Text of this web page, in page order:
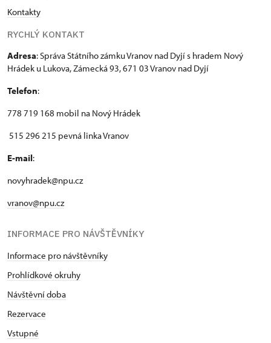
Kontakty
RYCHLÝ KONTAKT
Adresa: Správa Státního zámku Vranov nad Dyjí s hradem Nový
Hrádek u Lukova, Zámecká 93, 671 03 Vranov nad Dyjí
Telefon:
778 719 168 mobil na Nový Hrádek
515 296 215 pevná linka Vranov
E-mail:
novyhradek@npu.cz
vranov@npu.cz
INFORMACE PRO NÁVŠTĚVNÍKY
Informace pro návštěvníky
Prohlídkové okruhy
Návštěvní doba
Rezervace
Vstupné